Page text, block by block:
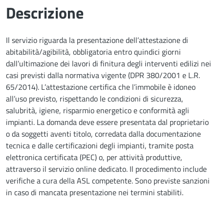
Descrizione
Il servizio riguarda la presentazione dell’attestazione di
abitabilità/agibilità, obbligatoria entro quindici giorni
dall’ultimazione dei lavori di finitura degli interventi edilizi nei
casi previsti dalla normativa vigente (DPR 380/2001 e L.R.
65/2014). L’attestazione certifica che l’immobile è idoneo
all’uso previsto, rispettando le condizioni di sicurezza,
salubrità, igiene, risparmio energetico e conformità agli
impianti. La domanda deve essere presentata dal proprietario
o da soggetti aventi titolo, corredata dalla documentazione
tecnica e dalle certificazioni degli impianti, tramite posta
elettronica certificata (PEC) o, per attività produttive,
attraverso il servizio online dedicato. Il procedimento include
verifiche a cura della ASL competente. Sono previste sanzioni
in caso di mancata presentazione nei termini stabiliti.